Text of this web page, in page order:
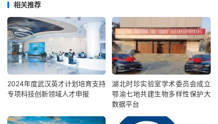
相关推荐
2024年度武汉英才计划培育支持
专项科技创新领域人才申报
湖北时珍实验室学术委员会成立
鄂渝七地共建生物多样性保护大
数据平台